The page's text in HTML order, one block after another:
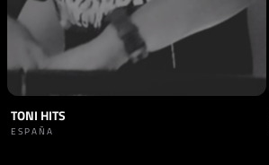
TONI HITS
ESPAÑA